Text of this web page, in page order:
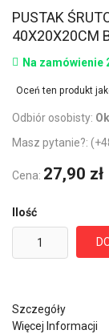
PUSTAK
40X20X20CM
Na zamówienie
Oceń ten produkt
Odbiór osobisty:
Masz pytanie?:
Cena: 27,90 zł
Ilość
Szczegóły
Więcej Informacji